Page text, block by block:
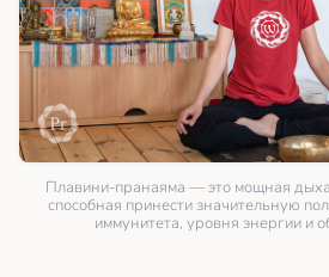
Плавини-пранаяма — это мощная
способная принести значительную
иммунитета, уровня энергии и